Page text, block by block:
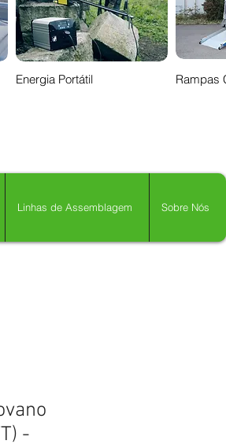
Energia Portátil Rampas
Linhas de Assemblagem Sobre Nós
-